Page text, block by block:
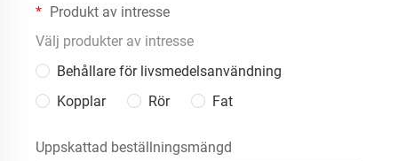
Produkt av intresse
Välj produkter av intresse
Behållare för livsmedelsanvändning
Kopplar
Rör Fat
Uppskattad beställningsmängd